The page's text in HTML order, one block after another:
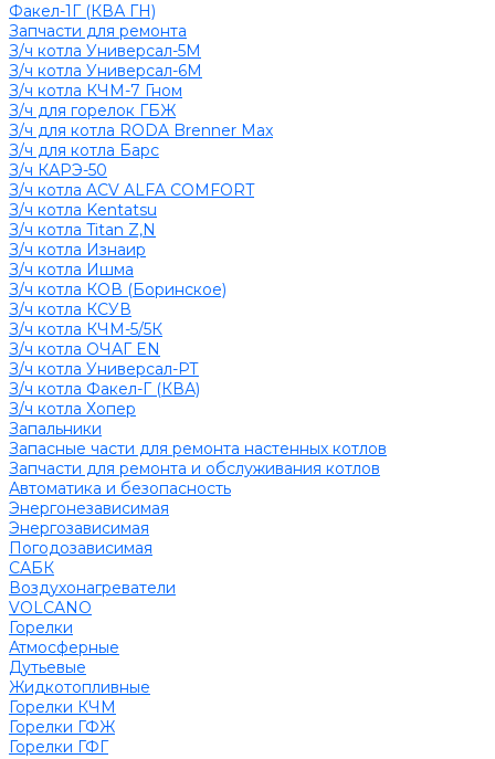
Факел-1Г (КВА ГН)
Запчасти для ремонта
З/ч котла Универсал-5М
З/ч котла Универсал-6М
З/ч котла КЧМ-7 Гном
З/ч для горелок ГБЖ
З/ч для котла RODA Brenner Max
З/ч для котла Барс
З/ч КАРЭ-50
З/ч котла ACV ALFA COMFORT
З/ч котла Kentatsu
З/ч котла Titan Z,N
З/ч котла Изнаир
З/ч котла Ишма
З/ч котла КОВ (Боринское)
З/ч котла КСУВ
З/ч котла КЧМ-5/5К
З/ч котла ОЧАГ EN
З/ч котла Универсал-РТ
З/ч котла Факел-Г (КВА)
З/ч котла Хопер
Запальники
Запасные части для ремонта настенных котлов
Запчасти для ремонта и обслуживания котлов
Автоматика и безопасность
Энергонезависимая
Энергозависимая
Погодозависимая
САБК
Воздухонагреватели
VOLCANO
Горелки
Атмосферные
Дутьевые
Жидкотопливные
Горелки КЧМ
Горелки ГФЖ
Горелки ГФГ